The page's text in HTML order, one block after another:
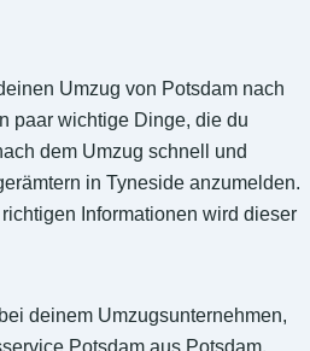
Umzug von Potsdam nach
paar wichtige Dinge, die du
dem Umzug schnell und
in Tyneside anzumelden.
Informationen wird dieser
deinem Umzugsunternehmen,
Potsdam aus Potsdam,